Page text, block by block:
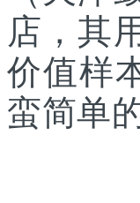
店，其
价值样
蛮简单